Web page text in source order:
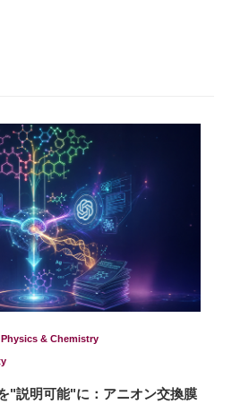
Physics & Chemistry
"説明可能"に：アニオン交換膜